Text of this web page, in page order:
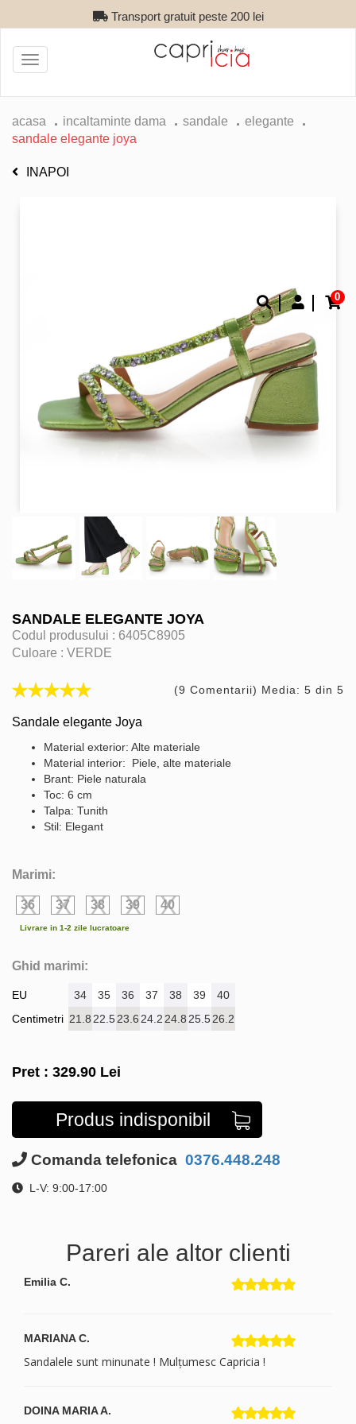
Transport gratuit peste 200 lei
0
Toggle
navigation
acasa incaltaminte dama sandale
elegante
sandale elegante joya
INAPOI
SANDALE ELEGANTE JOYA
Codul produsului : 6405C8905
Culoare : VERDE
(9 Comentarii) Media: 5 din 5
Sandale elegante Joya
Material exterior: Alte materiale
Material interior: Piele, alte materiale
Brant: Piele naturala
Toc: 6 cm
Talpa: Tunith
Stil: Elegant
Marimi:
36 37 38 39 40
Livrare in 1-2 zile lucratoare
Ghid marimi:
EU
Centimetri
34 35 36 37 38 39
40
21.8 22.523.6 24.2 24.8 25.526.2
Pret : 329.90 Lei
Produs indisponibil
Comanda telefonica 0376.448.248
L-V: 9:00-17:00
Pareri ale altor clienti
Emilia C.
MARIANA C.
Sandalele sunt minunate ! Mulțumesc Capricia !
DOINA MARIA A.